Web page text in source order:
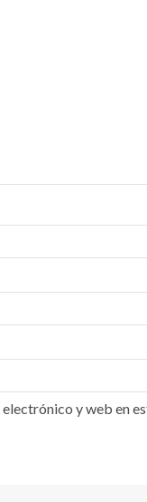
y web en